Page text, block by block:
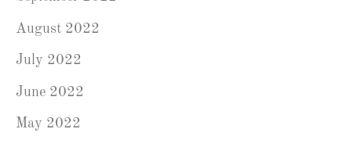
August 2022
July 2022
June 2022
May 2022